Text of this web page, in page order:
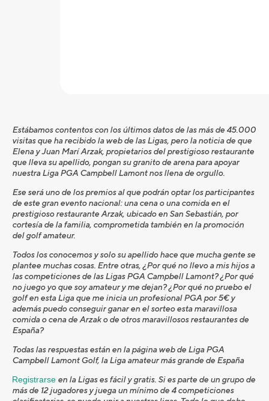
Estábamos contentos con los últimos datos de las más de 45.000
visitas que ha recibido la web de las Ligas, pero la noticia de que
Elena y Juan Marí Arzak, propietarios del prestigioso restaurante
que lleva su apellido, pongan su granito de arena para apoyar
nuestra Liga PGA Campbell Lamont nos llena de orgullo.
Ese será uno de los premios al que podrán optar los participantes
de este gran evento nacional: una cena o una comida en el
prestigioso restaurante Arzak, ubicado en San Sebastián, por
cortesía de la familia, comprometida también en la promoción
del golf amateur.
Todos los conocemos y solo su apellido hace que mucha gente se
plantee muchas cosas. Entre otras, ¿Por qué no llevo a mis hijos a
las competiciones de las Ligas PGA Campbell Lamont? ¿Por qué
no juego yo que soy amateur y me dejan? ¿Por qué no pruebo el
golf en esta Liga que me inicia un profesional PGA por 5€ y
además puedo conseguir ganar en el sorteo esta maravillosa
comida o cena de Arzak o de otros maravillosos restaurantes de
España?
Todas las respuestas están en la página web de Liga PGA
Campbell Lamont Golf, la Liga amateur más grande de España
Registrarse en la Ligas es fácil y gratis. Si es parte de un grupo de
más de 12 jugadores y juega un mínimo de 4 competiciones